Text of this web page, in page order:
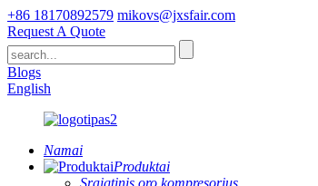
+86 18170892579 mikovs@jxsfair.com
Request A Quote
Blogs
English
Namai
Produktai
Sraigtinis oro kompresorius